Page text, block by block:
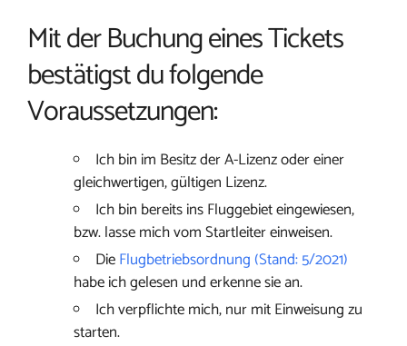
Mit der Buchung eines Tickets
bestätigst du folgende
Voraussetzungen:
Ich bin im Besitz der A-Lizenz oder einer
gleichwertigen, gültigen Lizenz.
Ich bin bereits ins Fluggebiet eingewiesen,
bzw. lasse mich vom Startleiter einweisen.
DieFlugbetriebsordnung (Stand: 5/2021)
habe ich gelesen und erkenne sie an.
Ich verpflichte mich, nur mit Einweisung zu
starten.